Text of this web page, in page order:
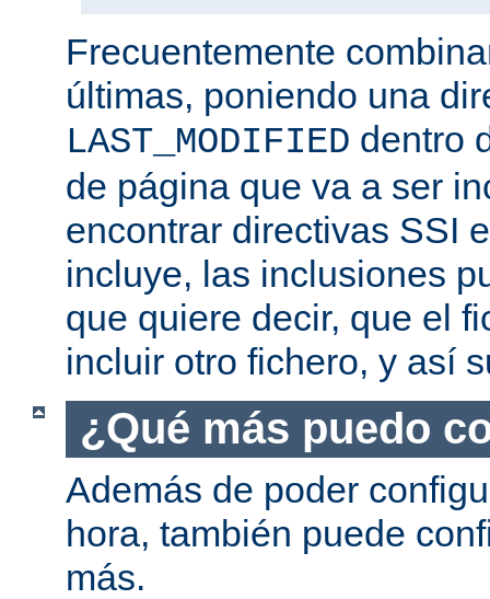
Frecuentemente
últimas, poniendo una
LAST_MODIFIED dentro
de página que va a ser
encontrar directivas SSI
incluye, las inclusiones
que quiere decir, que el
incluir otro fichero, y así
¿Qué más puedo
Además de poder
hora, también puede
más.